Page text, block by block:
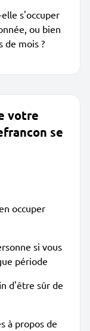
s'occuper
ou bien
de mois ?
votre
se
occuper
si vous
période
d'être sûr de
à propos de